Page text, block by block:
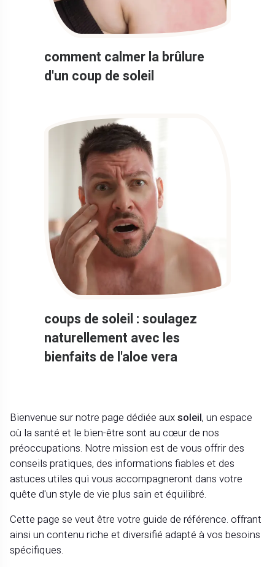
comment calmer la brûlure
d'un coup de soleil
coups de soleil : soulagez
naturellement avec les
bienfaits de l'aloe vera
Bienvenue sur notre page dédiée auxsoleil, un espace
où la santé et le bien-être sont au cœur de nos
préoccupations. Notre mission est de vous offrir des
conseils pratiques, des informations fiables et des
astuces utiles qui vous accompagneront dans votre
quête d'un style de vie plus sain et équilibré.
Cette page se veut être votre guide de référence. offrant
ainsi un contenu riche et diversifié adapté à vos besoins
spécifiques.